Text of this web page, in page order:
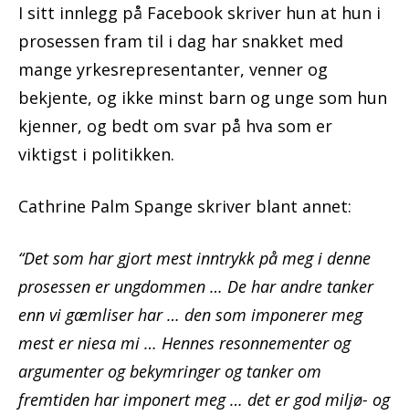
I sitt innlegg på Facebook skriver hun at hun i
prosessen fram til i dag har snakket med
mange yrkesrepresentanter, venner og
bekjente, og ikke minst barn og unge som hun
kjenner, og bedt om svar på hva som er
viktigst i politikken.
Cathrine Palm Spange skriver blant annet:
“Det som har gjort mest inntrykk på meg i denne
prosessen er ungdommen … De har andre tanker
enn vi gæmliser har … den som imponerer meg
mest er niesa mi … Hennes resonnementer og
argumenter og bekymringer og tanker om
fremtiden har imponert meg … det er god miljø- og